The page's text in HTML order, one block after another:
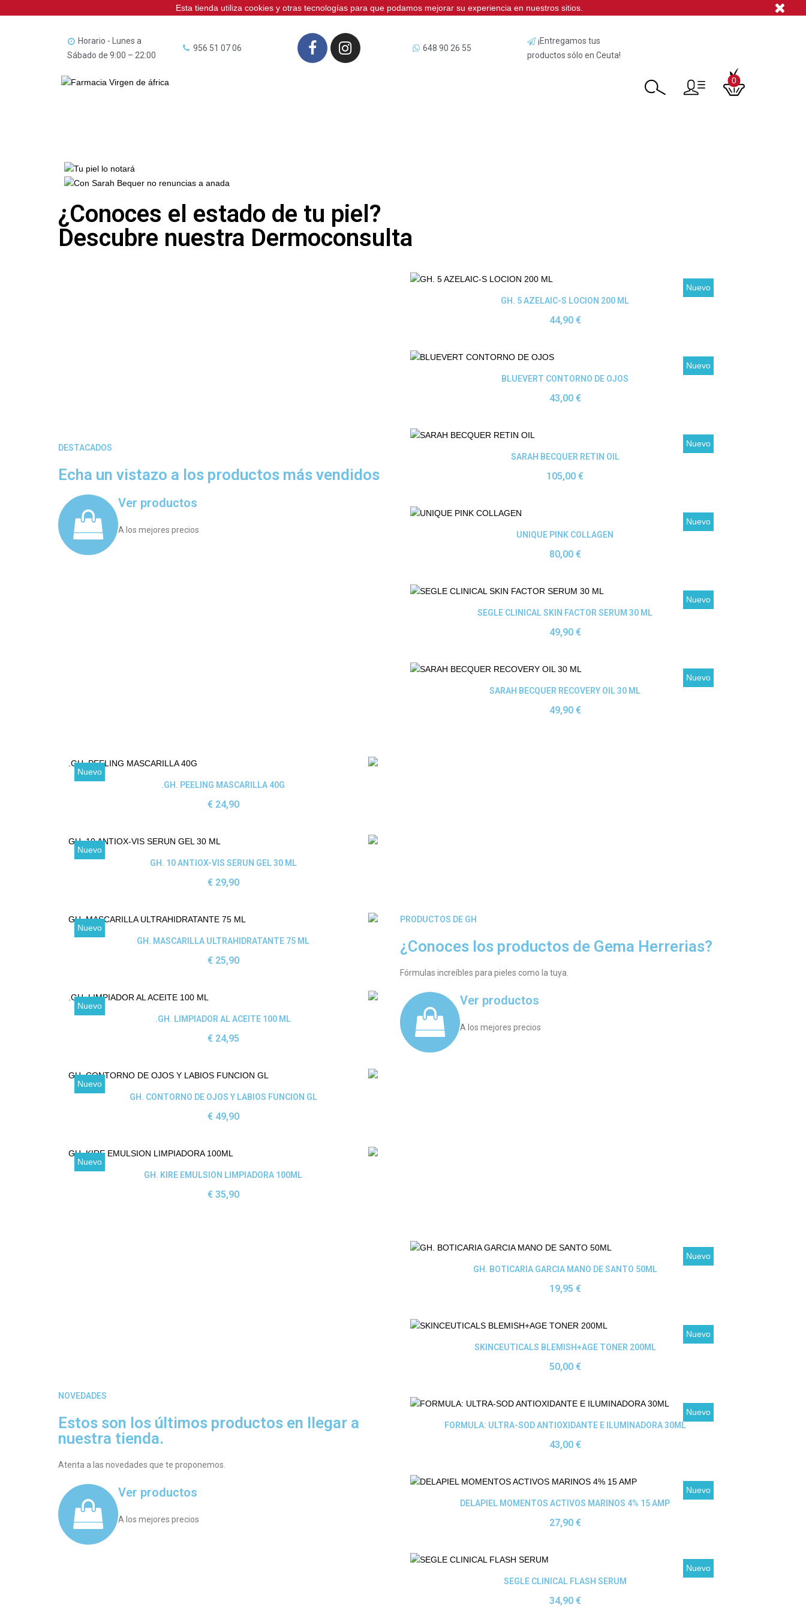
Esta tienda utiliza cookies y otras tecnologías para que podamos mejorar su experiencia en nuestros sitios.
Horario - Lunes a
Sábado de 9:00 – 22:00
956 51 07 06 648 90 26 55
¡Entregamos tus
productos sólo en Ceuta!
0
¿Conoces el estado de tu piel?
Descubre nuestra Dermoconsulta
DESTACADOS
Echa un vistazo a los productos más vendidos
Ver productos
A los mejores precios
Ver producto
Nuevo
GH. 5 AZELAIC-S LOCION 200 ML
44,90 €
Ver producto
Nuevo
BLUEVERT CONTORNO DE OJOS
43,00 €
Ver producto
Nuevo
SARAH BECQUER RETIN OIL
105,00 €
Ver producto
Nuevo
UNIQUE PINK COLLAGEN
80,00 €
Ver producto
Nuevo
SEGLE CLINICAL SKIN FACTOR SERUM 30 ML
49,90 €
Ver producto
Nuevo
SARAH BECQUER RECOVERY OIL 30 ML
49,90 €
Ver producto
Nuevo
GH. PEELING MASCARILLA 40G.
24,90 €
Ver producto
Nuevo
GH. 10 ANTIOX-VIS SERUN GEL 30 ML
29,90 €
Ver producto
Nuevo
GH. MASCARILLA ULTRAHIDRATANTE 75 ML
25,90 €
Ver producto
Nuevo
GH. LIMPIADOR AL ACEITE 100 ML.
24,95 €
Ver producto
Nuevo
GH. CONTORNO DE OJOS Y LABIOS FUNCION GL
49,90 €
Ver producto
Nuevo
GH. KIRE EMULSION LIMPIADORA 100ML
35,90 €
PRODUCTOS DE GH
¿Conoces los productos de Gema Herrerias?
Fórmulas increíbles para pieles como la tuya.
Ver productos
A los mejores precios
NOVEDADES
Estos son los últimos productos en llegar a
nuestra tienda.
Atenta a las novedades que te proponemos.
Ver productos
A los mejores precios
Ver producto
Nuevo
GH. BOTICARIA GARCIA MANO DE SANTO 50ML
19,95 €
Ver producto
Nuevo
SKINCEUTICALS BLEMISH+AGE TONER 200ML
50,00 €
Ver producto
Nuevo
FORMULA: ULTRA-SOD ANTIOXIDANTE E ILUMINADORA 30ML
43,00 €
Ver producto
Nuevo
DELAPIEL MOMENTOS ACTIVOS MARINOS 4% 15 AMP
27,90 €
Ver producto
Nuevo
SEGLE CLINICAL FLASH SERUM
34,90 €